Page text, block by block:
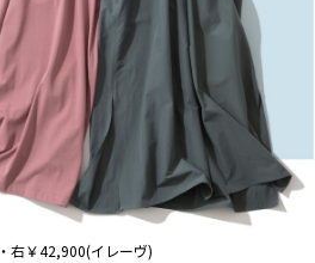
・右￥42,900(イレーヴ)